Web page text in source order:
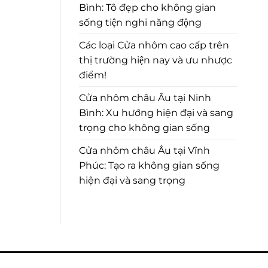
Bình: Tô đẹp cho không gian
sống tiện nghi năng động
Các loại Cửa nhôm cao cấp trên
thị trường hiện nay và ưu nhược
điểm!
Cửa nhôm châu Âu tại Ninh
Bình: Xu hướng hiện đại và sang
trọng cho không gian sống
Cửa nhôm châu Âu tại Vĩnh
Phúc: Tạo ra không gian sống
hiện đại và sang trọng